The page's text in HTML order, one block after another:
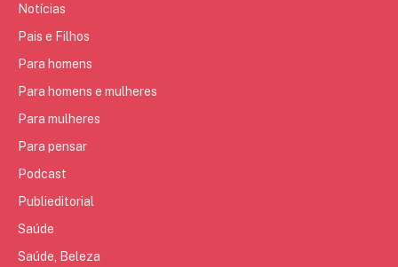
Notícias
Pais e Filhos
Para homens
Para homens e mulheres
Para mulheres
Para pensar
Podcast
Publieditorial
Saúde
Saúde, Beleza